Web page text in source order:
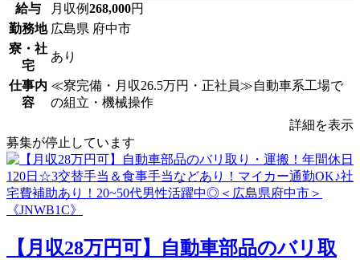
給与 月収例268,000円
勤務地 広島県 府中市
寮・社
宅
あり
仕事内
容
≪寮完備・月収26.5万円・正社員≫自動車系工場で
の組立・機械操作
詳細を表示
募集が停止しています
【月収28万円可】自動車部品のバリ取